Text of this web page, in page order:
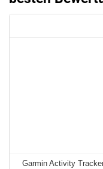
Garmin Activity